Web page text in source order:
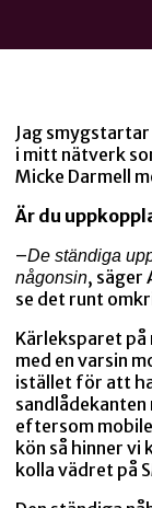
Jag
i mitt nätverk
Micke Darmell
Är du
–De ständiga
någonsin, säger
se det runt
Kärleksparet
med en varsin
istället för att
sandlådekanten
eftersom
kön så hinner vi
kolla vädret på